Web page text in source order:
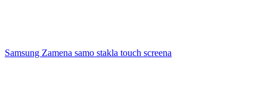
Samsung Zamena samo stakla touch screena